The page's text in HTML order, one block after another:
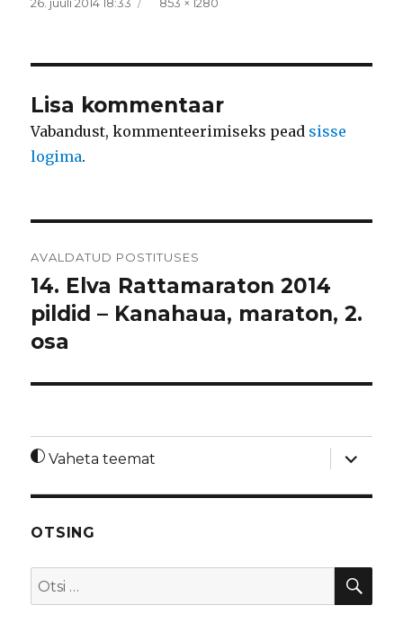
Lisa kommentaar
Vabandust, kommenteerimiseks pead sisse
logima.
AVALDATUD POSTITUSES
14. Elva Rattamaraton 2014
pildid – Kanahaua, maraton, 2.
osa
Vaheta teemat
laienda
OTSING
Otsi: